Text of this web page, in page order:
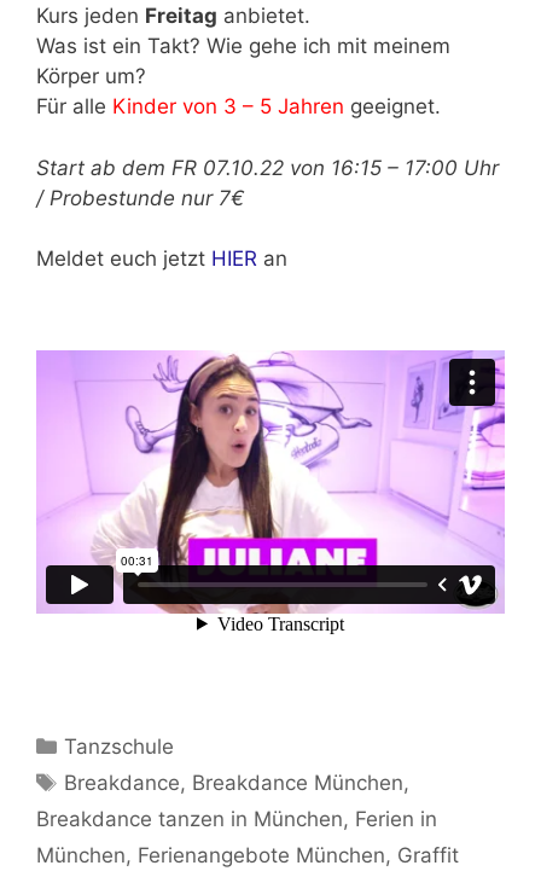
Kurs jeden Freitag anbietet.
Was ist ein Takt? Wie gehe ich mit meinem
Körper um?
Für alle Kinder von 3 – 5 Jahren geeignet.
Start ab dem FR 07.10.22 von 16:15 – 17:00 Uhr
/ Probestunde nur 7€
Meldet euch jetzt HIER an
Kategorien
Tanzschule
Schlagwörter
Breakdance, Breakdance München,
Breakdance tanzen in München, Ferien in
München, Ferienangebote München, Graffit